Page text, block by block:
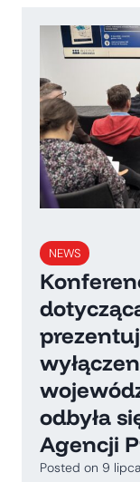
NEWS
odbyła
Agencji
Posted on 9